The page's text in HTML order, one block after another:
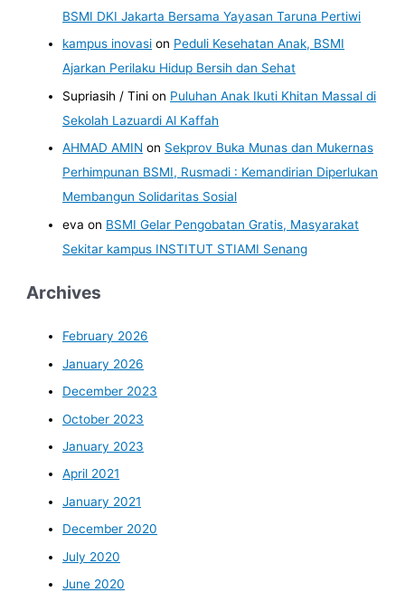
BSMI DKI Jakarta Bersama Yayasan Taruna Pertiwi
kampus inovasi on Peduli Kesehatan Anak, BSMI
Ajarkan Perilaku Hidup Bersih dan Sehat
Supriasih / Tini on Puluhan Anak Ikuti Khitan Massal di
Sekolah Lazuardi Al Kaffah
AHMAD AMIN on Sekprov Buka Munas dan Mukernas
Perhimpunan BSMI, Rusmadi : Kemandirian Diperlukan
Membangun Solidaritas Sosial
eva on BSMI Gelar Pengobatan Gratis, Masyarakat
Sekitar kampus INSTITUT STIAMI Senang
Archives
February 2026
January 2026
December 2023
October 2023
January 2023
April 2021
January 2021
December 2020
July 2020
June 2020